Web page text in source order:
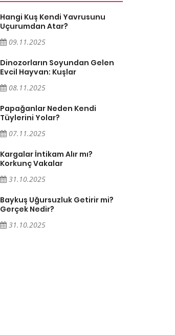
Hangi Kuş Kendi Yavrusunu
Uçurumdan Atar?
09.11.2025
Dinozorların Soyundan Gelen
Evcil Hayvan: Kuşlar
08.11.2025
Papağanlar Neden Kendi
Tüylerini Yolar?
07.11.2025
Kargalar İntikam Alır mı?
Korkunç Vakalar
31.10.2025
Baykuş Uğursuzluk Getirir mi?
Gerçek Nedir?
31.10.2025